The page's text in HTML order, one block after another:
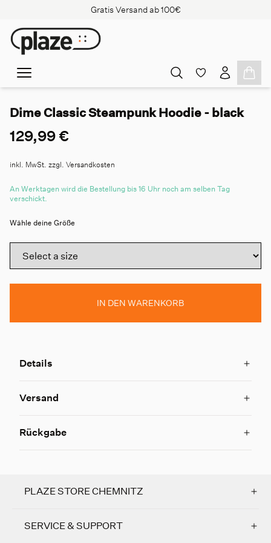
Gratis Versand ab 100€
Dime Classic Steampunk Hoodie - black
129,99 €
inkl. MwSt. zzgl. Versandkosten
An Werktagen wird die Bestellung bis 16 Uhr noch am selben Tag
verschickt.
Wähle deine Größe
IN DEN WARENKORB
Details
Versand
Rückgabe
PLAZE STORE CHEMNITZ
SERVICE & SUPPORT